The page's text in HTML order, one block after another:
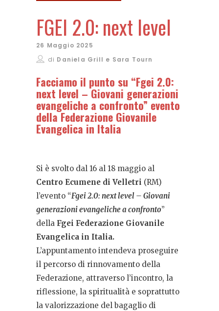
FGEI 2.0: next level
26 Maggio 2025
di Daniela Grill e Sara Tourn
Facciamo il punto su “Fgei 2.0:
next level – Giovani generazioni
evangeliche a confronto” evento
della Federazione Giovanile
Evangelica in Italia
Si è svolto dal 16 al 18 maggio al
Centro Ecumene di Velletri (RM)
l’evento “Fgei 2.0: next level – Giovani
generazioni evangeliche a confronto”
della Fgei Federazione Giovanile
Evangelica in Italia.
L’appuntamento intendeva proseguire
il percorso di rinnovamento della
Federazione, attraverso l’incontro, la
riflessione, la spiritualità e soprattutto
la valorizzazione del bagaglio di